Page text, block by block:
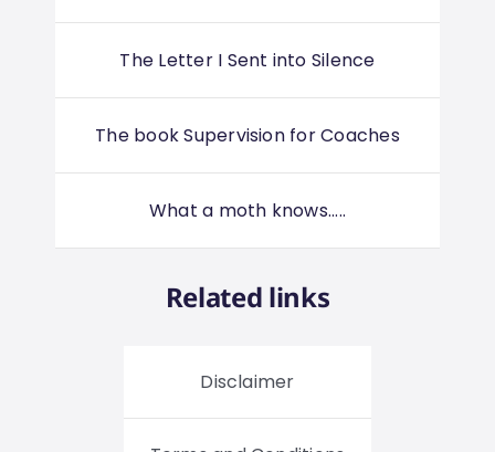
The Letter I Sent into Silence
The book Supervision for Coaches
What a moth knows.....
Related links
Disclaimer